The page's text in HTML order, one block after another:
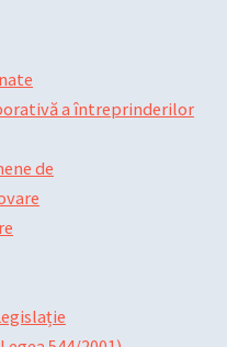
a întreprinderilor
de